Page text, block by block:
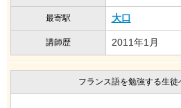
最寄駅 大口
講師歴 2011年1月
フランス語を勉強する生徒